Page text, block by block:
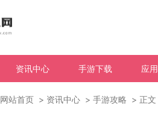
资讯中心 手游下载 应
网站首页 资讯中心 手游攻略 正文